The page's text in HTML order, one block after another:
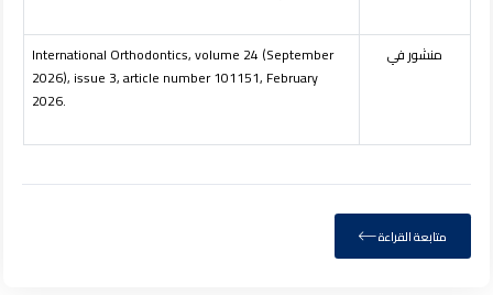
منشور في International Orthodontics, volume 24 (September
2026), issue 3, article number 101151, February
2026.
متابعة القراءة